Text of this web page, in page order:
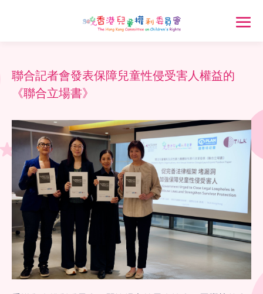
聯合記者會發表保障兒童性侵受害人權益的
《聯合立場書》